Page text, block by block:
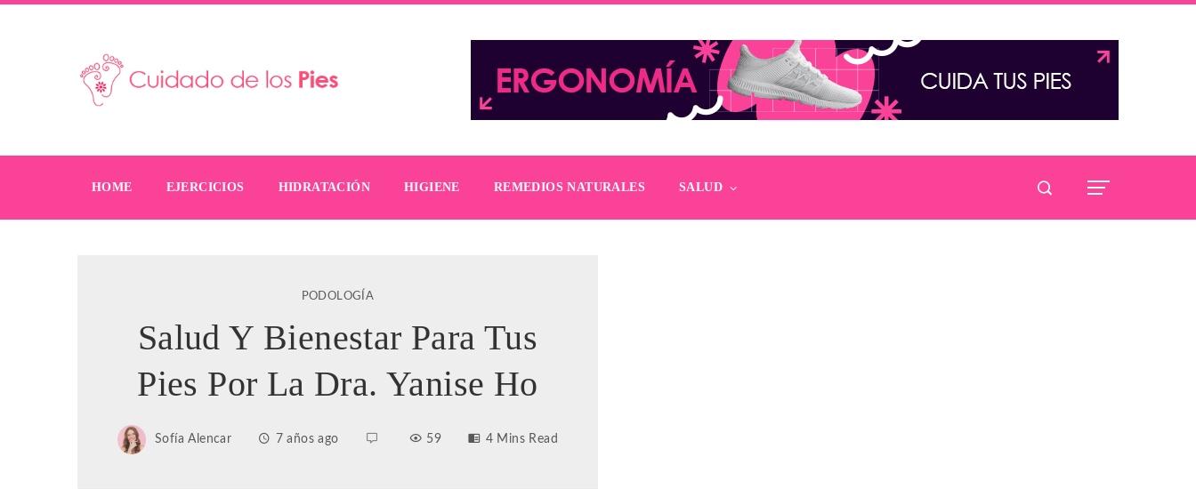
HOME EJERCICIOS HIDRATACIÓN HIGIENE REMEDIOS NATURALES SALUD
PODOLOGÍA
Salud Y Bienestar Para Tus
Pies Por La Dra. Yanise Ho
Sofía Alencar 7 años ago 59 4 Mins Read